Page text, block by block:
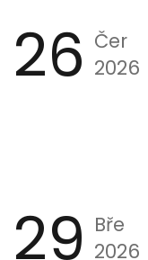
26 Čer
2026
29 Bře
2026